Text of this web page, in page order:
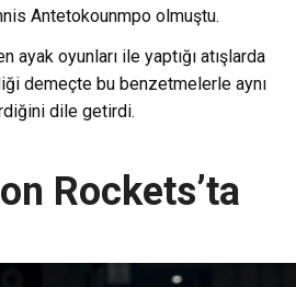
Antetokounmpo olmuştu.
oyunları ile yaptığı atışlarda
demeçte bu benzetmelerle aynı
dile getirdi.
Rockets’ta